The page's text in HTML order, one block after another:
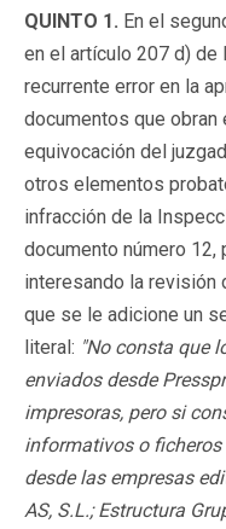
QUINTO 1. En el
en el artículo 207 d) de
recurrente error en la
documentos que obran
equivocación del
otros elementos
infracción de la
documento número 12,
interesando la revisión
que se le adicione un
literal: "No consta que
enviados desde
impresoras, pero si
informativos o
desde las empresas
AS, S.L.; Estructura